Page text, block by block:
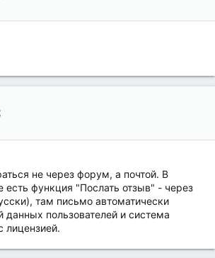
не через форум, а почтой. В
функция "Послать отзыв" - через
там письмо автоматически
данных пользователей и система
лицензией.